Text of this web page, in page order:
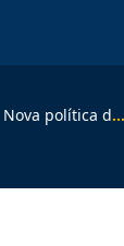
Nova política do CSJT amplia acesso à Justiça para população em situação de rua